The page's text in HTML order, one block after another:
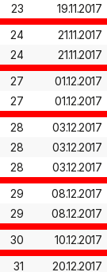
23
19.11.2017
24
21.11.2017
24
21.11.2017
27
01.12.2017
27
01.12.2017
28
03.12.2017
28
03.12.2017
28
03.12.2017
29
08.12.2017
29
08.12.2017
30
10.12.2017
31
20.12.2017